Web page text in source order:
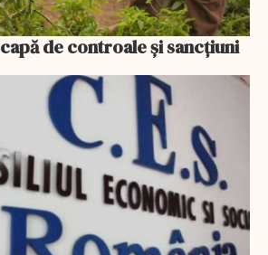
de controale și sancțiuni